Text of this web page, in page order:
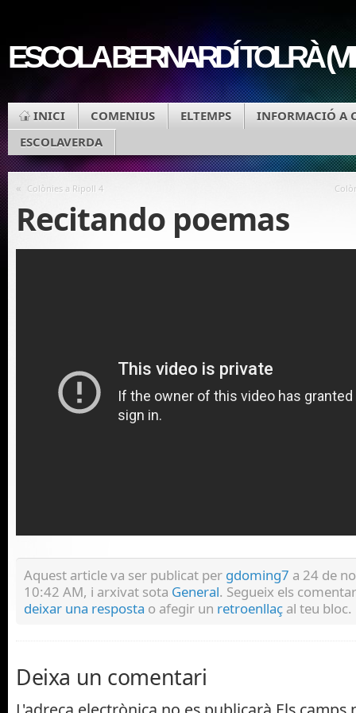
ESCOLA BERNARDÍ TOLRÀ
INICI COMENIUS ELTEMPS
INFORMACIÓ A
ESCOLAVERDA
« Colònies a Ripoll 4
Recitando poemas
Aquest article va ser publicat per gdoming7 a 24 de
10:42 AM, i arxivat sota General. Segueix els
deixar una resposta o afegir un retroenllaç al teu bloc.
Deixa un comentari